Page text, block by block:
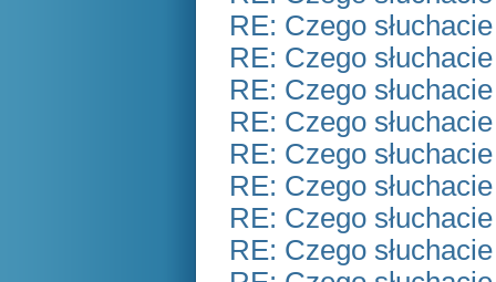
RE: Czego
RE: Czego
RE: Czego
RE: Czego
RE: Czego
RE: Czego
RE: Czego
RE: Czego